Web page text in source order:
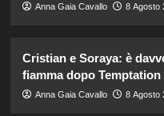
Anna Gaia Cavallo 8 Agosto
Cristian e Soraya: è
fiamma dopo Temptation
Anna Gaia Cavallo 8 Agosto